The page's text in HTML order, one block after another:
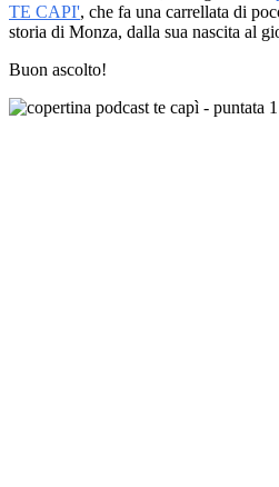
TE CAPI', che fa una carrellata di
storia di Monza, dalla sua nascita al
Buon ascolto!